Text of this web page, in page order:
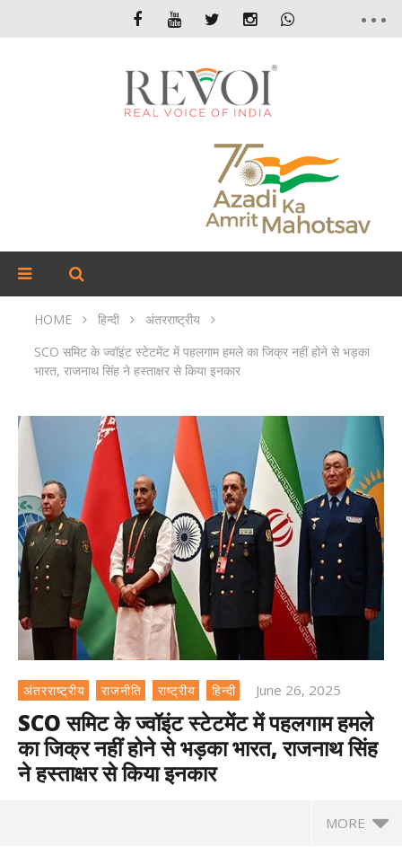
HOME हिन्दी
अंतरराष्ट्रीय
SCO समिट के ज्वॉइंट स्टेटमेंट में पहलगाम हमले का जिक्र नहीं होने से भड़का
भारत, राजनाथ सिंह ने हस्ताक्षर से किया इनकार
अंतरराष्ट्रीय राजनीति राष्ट्रीय हिन्दी June 26, 2025
SCO समिट के ज्वॉइंट स्टेटमेंट में पहलगाम हमले
का जिक्र नहीं होने से भड़का भारत, राजनाथ सिंह
ने हस्ताक्षर से किया इनकार
MORE